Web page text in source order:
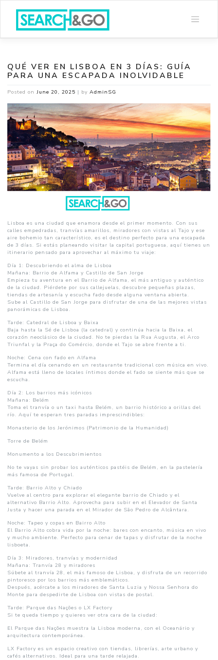
QUÉ VER EN LISBOA EN 3 DÍAS: GUÍA
PARA UNA ESCAPADA INOLVIDABLE
Posted on June 20, 2025 | by AdminSG
Lisboa es una ciudad que enamora desde el primer momento. Con sus
calles empedradas, tranvías amarillos, miradores con vistas al Tajo y ese
aire bohemio tan característico, es el destino perfecto para una escapada
de 3 días. Si estás planeando visitar la capital portuguesa, aquí tienes un
itinerario pensado para aprovechar al máximo tu viaje:
Día 1: Descubriendo el alma de Lisboa
Mañana: Barrio de Alfama y Castillo de San Jorge
Empieza tu aventura en el Barrio de Alfama, el más antiguo y auténtico
de la ciudad. Piérdete por sus callejuelas, descubre pequeñas plazas,
tiendas de artesanía y escucha fado desde alguna ventana abierta.
Sube al Castillo de San Jorge para disfrutar de una de las mejores vistas
panorámicas de Lisboa.
Tarde: Catedral de Lisboa y Baixa
Baja hasta la Sé de Lisboa (la catedral) y continúa hacia la Baixa, el
corazón neoclásico de la ciudad. No te pierdas la Rua Augusta, el Arco
Triunfal y la Praça do Comércio, donde el Tajo se abre frente a ti.
Noche: Cena con fado en Alfama
Termina el día cenando en un restaurante tradicional con música en vivo.
Alfama está lleno de locales íntimos donde el fado se siente más que se
escucha.
Día 2: Los barrios más icónicos
Mañana: Belém
Toma el tranvía o un taxi hasta Belém, un barrio histórico a orillas del
río. Aquí te esperan tres paradas imprescindibles:
Monasterio de los Jerónimos (Patrimonio de la Humanidad)
Torre de Belém
Monumento a los Descubrimientos
No te vayas sin probar los auténticos pastéis de Belém, en la pastelería
más famosa de Portugal.
Tarde: Barrio Alto y Chiado
Vuelve al centro para explorar el elegante barrio de Chiado y el
alternativo Barrio Alto. Aprovecha para subir en el Elevador de Santa
Justa y hacer una parada en el Mirador de São Pedro de Alcântara.
Noche: Tapeo y copas en Bairro Alto
El Barrio Alto cobra vida por la noche: bares con encanto, música en vivo
y mucho ambiente. Perfecto para cenar de tapas y disfrutar de la noche
lisboeta.
Día 3: Miradores, tranvías y modernidad
Mañana: Tranvía 28 y miradores
Súbete al tranvía 28, el más famoso de Lisboa, y disfruta de un recorrido
pintoresco por los barrios más emblemáticos.
Después, acércate a los miradores de Santa Luzia y Nossa Senhora do
Monte para despedirte de Lisboa con vistas de postal.
Tarde: Parque das Nações o LX Factory
Si te queda tiempo y quieres ver otra cara de la ciudad:
El Parque das Nações muestra la Lisboa moderna, con el Oceanário y
arquitectura contemporánea.
LX Factory es un espacio creativo con tiendas, librerías, arte urbano y
cafés alternativos. Ideal para una tarde relajada.